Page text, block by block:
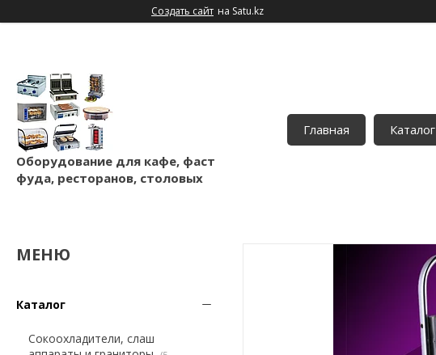
Создать сайт на Satu.kz
Оборудование для кафе, фаст
фуда, ресторанов, столовых
Главная Каталог
Каталог
Сокоохладители, слаш